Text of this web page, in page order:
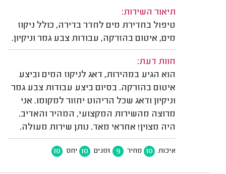
תיאור השירות:
טיפול בחדירת מים לחדר בדירה, כולל ניקוז
מים, איטום בהזרקה, עבודות צבע גמר וניקיון.
חוות דעת:
הוא הגיע במהירות, דאג לניקוז המים וביצע
איטום בהזרקה. בסיום ביצע עבודות צבע גמר
וניקיון ודאג שכל הריהוט יחזור למקומו. אני
מרוצה מהשירות המקצועי, המהיר והאדיב.
היה מצוין! אחראי מאד. נותן שירות מעולה.
איכות 10 מחיר 9 זמנים 10 יחס 10